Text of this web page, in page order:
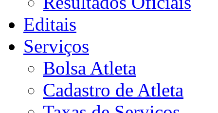
Editais
Serviços
Bolsa Atleta
Cadastro de Atleta